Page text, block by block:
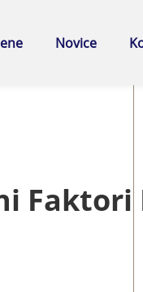
Novice
Faktori